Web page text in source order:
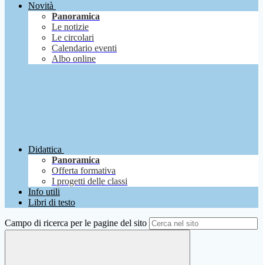
Novità
Panoramica
Le notizie
Le circolari
Calendario eventi
Albo online
Didattica
Panoramica
Offerta formativa
I progetti delle classi
Info utili
Libri di testo
Campo di ricerca per le pagine del sito